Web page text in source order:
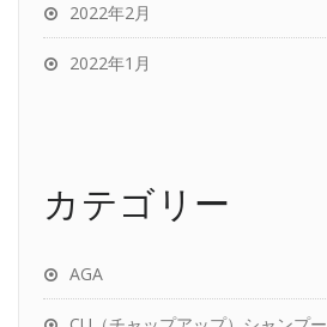
2022年2月
2022年1月
カテゴリー
AGA